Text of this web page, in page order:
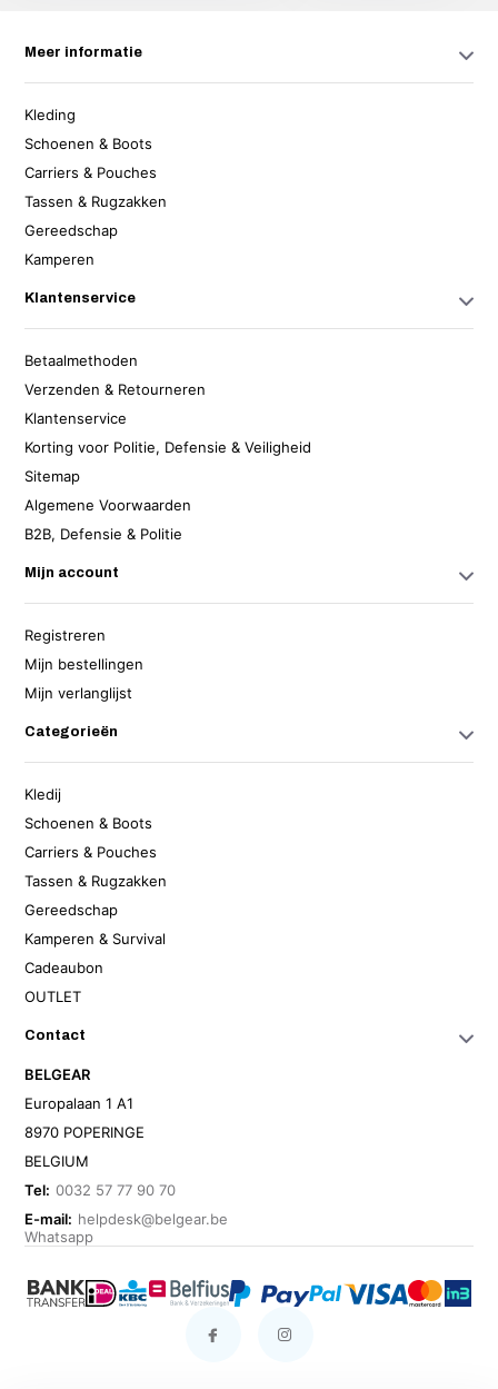
Meer informatie
Kleding
Schoenen & Boots
Carriers & Pouches
Tassen & Rugzakken
Gereedschap
Kamperen
Klantenservice
Betaalmethoden
Verzenden & Retourneren
Klantenservice
Korting voor Politie, Defensie & Veiligheid
Sitemap
Algemene Voorwaarden
B2B, Defensie & Politie
Mijn account
Registreren
Mijn bestellingen
Mijn verlanglijst
Categorieën
Kledij
Schoenen & Boots
Carriers & Pouches
Tassen & Rugzakken
Gereedschap
Kamperen & Survival
Cadeaubon
OUTLET
Contact
BELGEAR
Europalaan 1 A1
8970 POPERINGE
BELGIUM
Tel: 0032 57 77 90 70
E-mail: helpdesk@belgear.be
Whatsapp